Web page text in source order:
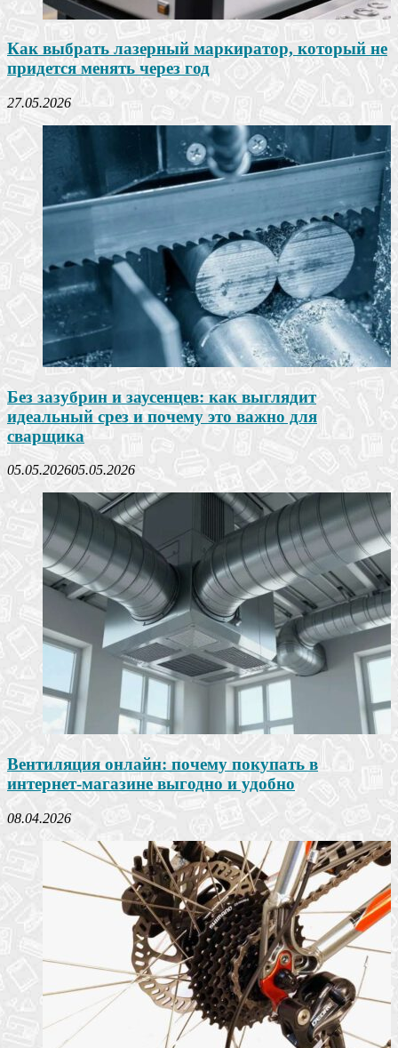
Как выбрать лазерный маркиратор, который не
придется менять через год
27.05.2026
Без зазубрин и заусенцев: как выглядит
идеальный срез и почему это важно для
сварщика
05.05.202605.05.2026
Вентиляция онлайн: почему покупать в
интернет-магазине выгодно и удобно
08.04.2026